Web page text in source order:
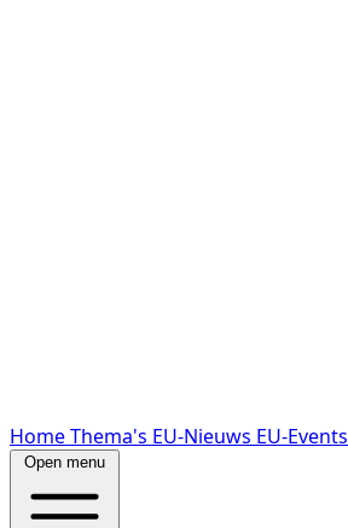
HomeThema's EU-Nieuws EU-Events
Open menu